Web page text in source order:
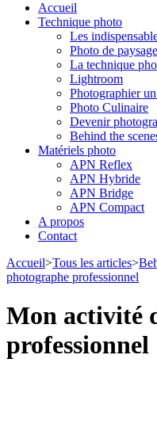
Accueil
Technique photo
Les
Photo de paysage
La technique
Lightroom
Photographier
Photo Culinaire
Devenir
Behind the
Matériels photo
APN Reflex
APN Hybride
APN Bridge
APN Compact
A propos
Contact
Accueil>Tous les articles>
photographe professionnel
Mon activité
professionnel